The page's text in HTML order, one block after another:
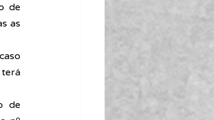
de
as
de